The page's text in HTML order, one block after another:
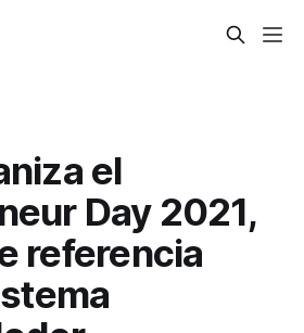
el
Day 2021,
referencia